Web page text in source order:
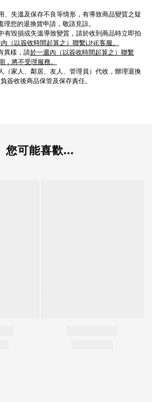
、失溫及保存不良等情形，有導致商品變質之疑
您的退換貨申請，敬請見諒。
有毀損或失溫導致變質，請於收到商品時立即拍
（以簽收時間起算之）聯繫LINE客服。
異樣，請於一週內（以簽收時間起算之）聯繫
，將不受理服務。
（家人、鄰居、友人、管理員）代收，辦理退換
簽收後商品保管及保存責任。
您可能喜歡...